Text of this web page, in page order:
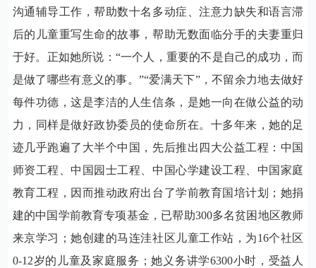
沟通辅导工作，帮助数十名多动症、注意力缺失和语言滞
后的儿童重写生命的故事，帮助无数面临分手的夫妻重归
于好。正如她所说：“一个人，重要的不是自己的成功，而
是做了哪些有意义的事。”“爱满天下”，不留余力地去做好
每件功德，这是李洁的人生信条，是她一向在做公益的动
力，同样是做好政协委员的使命所在。十多年来，她的足
迹几乎跑遍了大半个中国，先后推出四大公益工程：中国
师资工程、中国园士工程、中国心学建设工程、中国家庭
教育工程，因而推动政府出台了学前教育国培计划；她捐
建的中国学前教育专项基金，已帮助300多名贫困地区教师
来京学习；她创建的马连洼社区儿童工作站，为16个社区
0-12岁的儿童及家庭服务；她义务讲学6300小时，受益人